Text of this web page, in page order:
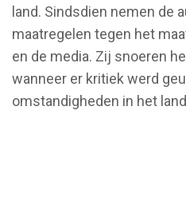
land. Sindsdien nemen de
maatregelen tegen het
en de media. Zij snoeren
wanneer er kritiek werd
omstandigheden in het